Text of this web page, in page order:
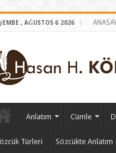
, AĞUSTOS 6 2026
Anlatım Cümle
Türleri Sözcükte Anlatım